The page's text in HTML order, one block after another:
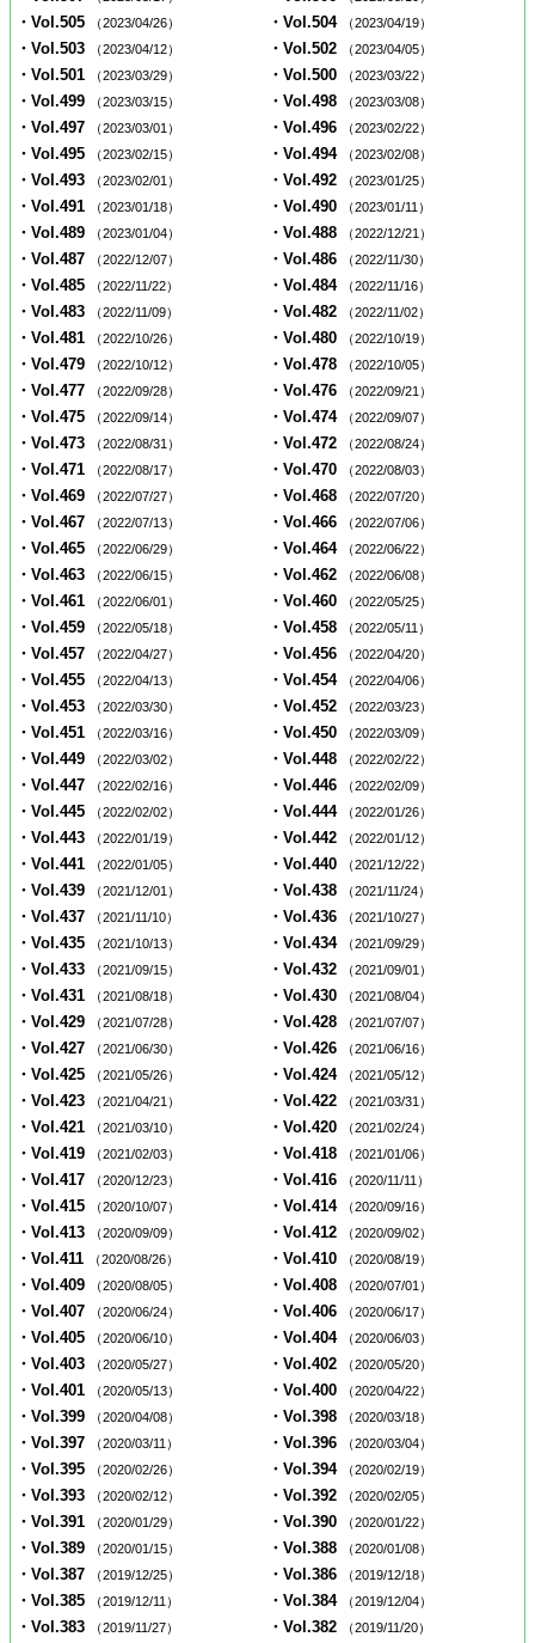
・Vol.505 （2023/04/26） ・Vol.504 （2023/04/19）
・Vol.503 （2023/04/12） ・Vol.502 （2023/04/05）
・Vol.501 （2023/03/29） ・Vol.500 （2023/03/22）
・Vol.499 （2023/03/15） ・Vol.498 （2023/03/08）
・Vol.497 （2023/03/01） ・Vol.496 （2023/02/22）
・Vol.495 （2023/02/15） ・Vol.494 （2023/02/08）
・Vol.493 （2023/02/01） ・Vol.492 （2023/01/25）
・Vol.491 （2023/01/18） ・Vol.490 （2023/01/11）
・Vol.489 （2023/01/04） ・Vol.488 （2022/12/21）
・Vol.487 （2022/12/07） ・Vol.486 （2022/11/30）
・Vol.485 （2022/11/22） ・Vol.484 （2022/11/16）
・Vol.483 （2022/11/09） ・Vol.482 （2022/11/02）
・Vol.481 （2022/10/26） ・Vol.480 （2022/10/19）
・Vol.479 （2022/10/12） ・Vol.478 （2022/10/05）
・Vol.477 （2022/09/28） ・Vol.476 （2022/09/21）
・Vol.475 （2022/09/14） ・Vol.474 （2022/09/07）
・Vol.473 （2022/08/31） ・Vol.472 （2022/08/24）
・Vol.471 （2022/08/17） ・Vol.470 （2022/08/03）
・Vol.469 （2022/07/27） ・Vol.468 （2022/07/20）
・Vol.467 （2022/07/13） ・Vol.466 （2022/07/06）
・Vol.465 （2022/06/29） ・Vol.464 （2022/06/22）
・Vol.463 （2022/06/15） ・Vol.462 （2022/06/08）
・Vol.461 （2022/06/01） ・Vol.460 （2022/05/25）
・Vol.459 （2022/05/18） ・Vol.458 （2022/05/11）
・Vol.457 （2022/04/27） ・Vol.456 （2022/04/20）
・Vol.455 （2022/04/13） ・Vol.454 （2022/04/06）
・Vol.453 （2022/03/30） ・Vol.452 （2022/03/23）
・Vol.451 （2022/03/16） ・Vol.450 （2022/03/09）
・Vol.449 （2022/03/02） ・Vol.448 （2022/02/22）
・Vol.447 （2022/02/16） ・Vol.446 （2022/02/09）
・Vol.445 （2022/02/02） ・Vol.444 （2022/01/26）
・Vol.443 （2022/01/19） ・Vol.442 （2022/01/12）
・Vol.441 （2022/01/05） ・Vol.440 （2021/12/22）
・Vol.439 （2021/12/01） ・Vol.438 （2021/11/24）
・Vol.437 （2021/11/10） ・Vol.436 （2021/10/27）
・Vol.435 （2021/10/13） ・Vol.434 （2021/09/29）
・Vol.433 （2021/09/15） ・Vol.432 （2021/09/01）
・Vol.431 （2021/08/18） ・Vol.430 （2021/08/04）
・Vol.429 （2021/07/28） ・Vol.428 （2021/07/07）
・Vol.427 （2021/06/30） ・Vol.426 （2021/06/16）
・Vol.425 （2021/05/26） ・Vol.424 （2021/05/12）
・Vol.423 （2021/04/21） ・Vol.422 （2021/03/31）
・Vol.421 （2021/03/10） ・Vol.420 （2021/02/24）
・Vol.419 （2021/02/03） ・Vol.418 （2021/01/06）
・Vol.417 （2020/12/23） ・Vol.416 （2020/11/11）
・Vol.415 （2020/10/07） ・Vol.414 （2020/09/16）
・Vol.413 （2020/09/09） ・Vol.412 （2020/09/02）
・Vol.411 （2020/08/26） ・Vol.410 （2020/08/19）
・Vol.409 （2020/08/05） ・Vol.408 （2020/07/01）
・Vol.407 （2020/06/24） ・Vol.406 （2020/06/17）
・Vol.405 （2020/06/10） ・Vol.404 （2020/06/03）
・Vol.403 （2020/05/27） ・Vol.402 （2020/05/20）
・Vol.401 （2020/05/13） ・Vol.400 （2020/04/22）
・Vol.399 （2020/04/08） ・Vol.398 （2020/03/18）
・Vol.397 （2020/03/11） ・Vol.396 （2020/03/04）
・Vol.395 （2020/02/26） ・Vol.394 （2020/02/19）
・Vol.393 （2020/02/12） ・Vol.392 （2020/02/05）
・Vol.391 （2020/01/29） ・Vol.390 （2020/01/22）
・Vol.389 （2020/01/15） ・Vol.388 （2020/01/08）
・Vol.387 （2019/12/25） ・Vol.386 （2019/12/18）
・Vol.385 （2019/12/11） ・Vol.384 （2019/12/04）
・Vol.383 （2019/11/27） ・Vol.382 （2019/11/20）